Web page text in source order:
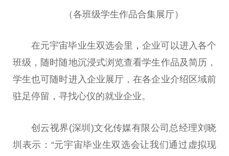
（各班级学生作品合集展厅）
在元宇宙毕业生双选会里 ，企业可以进入各个
班级，随时随地沉浸式浏览查看学生作品及简历，
学生也可随时进入企业展厅，在各企业介绍区域前
驻足停留，寻找心仪的就业企业。
创云视界(深圳)文化传媒有限公司总经理刘晓
圳表示：“元宇宙毕业生双选会让我们通过虚拟现